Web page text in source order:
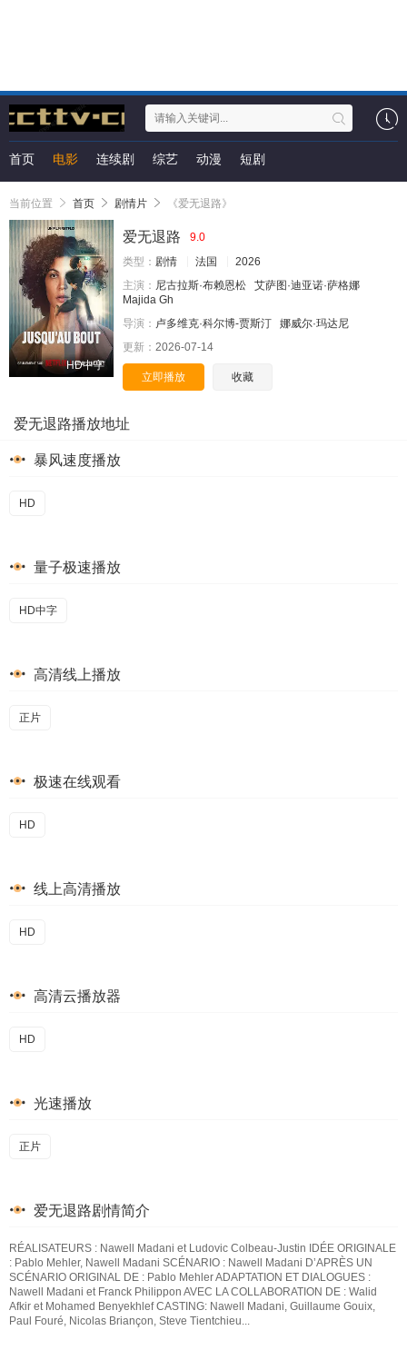
首页 电影 连续剧 综艺 动漫 短剧
当前位置 首页 剧情片 《爱无退路》
HD中字
爱无退路
9.0
类型： 剧情 法国
2026
主演： 尼古拉斯·布赖恩松
艾萨图·迪亚诺·萨格娜
Majida Gh
导演： 卢多维克·科尔博-贾斯汀
娜威尔·玛达尼
更新： 2026-07-14
立即播放 收藏
爱无退路播放地址
暴风速度播放
HD
量子极速播放
HD中字
高清线上播放
正片
极速在线观看
HD
线上高清播放
HD
高清云播放器
HD
光速播放
正片
爱无退路剧情简介
RÉALISATEURS : Nawell Madani et Ludovic Colbeau-Justin IDÉE ORIGINALE
: Pablo Mehler, Nawell Madani SCÉNARIO : Nawell Madani D’APRÈS UN
SCÉNARIO ORIGINAL DE : Pablo Mehler ADAPTATION ET DIALOGUES :
Nawell Madani et Franck Philippon AVEC LA COLLABORATION DE : Walid
Afkir et Mohamed Benyekhlef CASTING: Nawell Madani, Guillaume Gouix,
Paul Fouré, Nicolas Briançon, Steve Tientchieu...